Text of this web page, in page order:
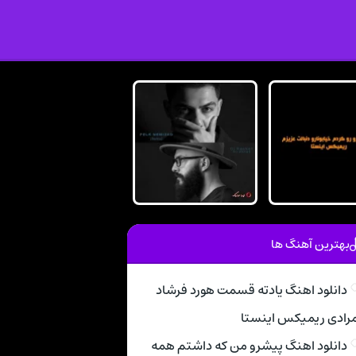
بهترین آهنگ ها
دانلود اهنگ یادته قسمت هورد فرشاد
ریمیکس اینستا
دانلود اهنگ پیشرو من که داشتم همه